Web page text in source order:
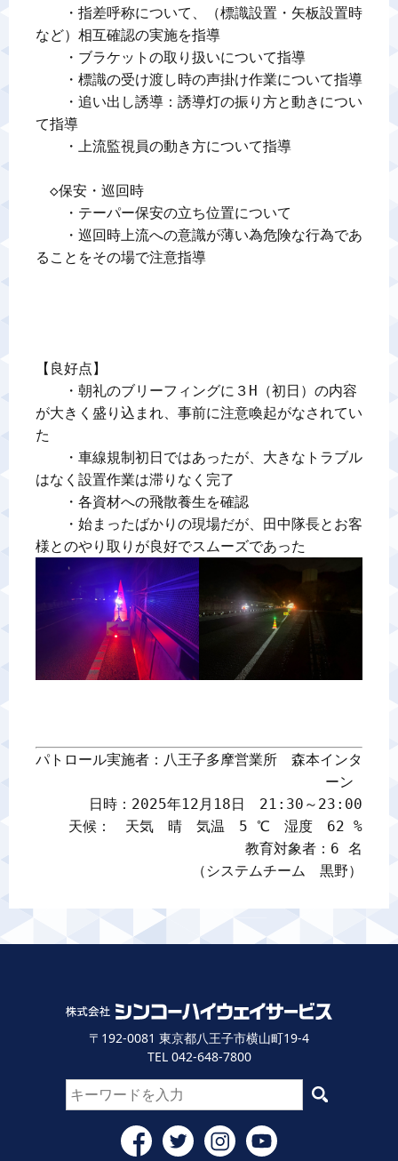
・指差呼称について、（標識設置・矢板設置時
など）相互確認の実施を指導
・ブラケットの取り扱いについて指導
・標識の受け渡し時の声掛け作業について指導
・追い出し誘導：誘導灯の振り方と動きについ
て指導
・上流監視員の動き方について指導
◇保安・巡回時
・テーパー保安の立ち位置について
・巡回時上流への意識が薄い為危険な行為であ
ることをその場で注意指導
【良好点】
・朝礼のブリーフィングに３H（初日）の内容
が大きく盛り込まれ、事前に注意喚起がなされてい
た
・車線規制初日ではあったが、大きなトラブル
はなく設置作業は滞りなく完了
・各資材への飛散養生を確認
・始まったばかりの現場だが、田中隊長とお客
パトロール実施者：八王子多摩営業所　森本インタ
ーン
日時：2025年12月18日　21:30～23:00
天候：　天気　晴　気温　5 ℃　湿度　62 %
教育対象者：6 名
（システムチーム　黒野）
〒192-0081 東京都八王子市横山町19-4
TEL 042-648-7800